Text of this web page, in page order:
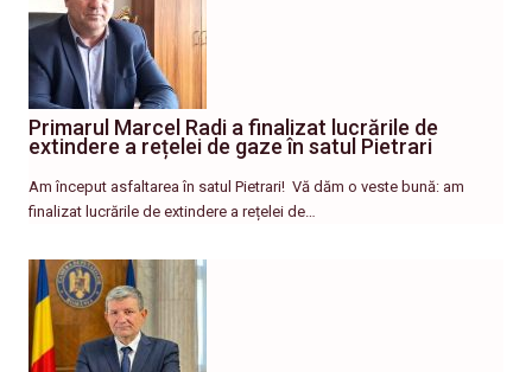
Primarul Marcel Radi a finalizat lucrările de
extindere a rețelei de gaze în satul Pietrari
Am început asfaltarea în satul Pietrari! ​ Vă dăm o veste bună: am
finalizat lucrările de extindere a rețelei de…